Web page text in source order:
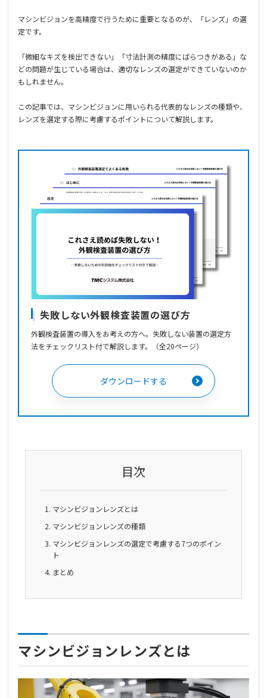
マシンビジョンを高精度で行うために重要となるのが、「レンズ」の選
定です。
「微細なキズを検出できない」「寸法計測の精度にばらつきがある」な
どの問題が生じている場合は、適切なレンズの選定ができていないのか
もしれません。
この記事では、マシンビジョンに用いられる代表的なレンズの種類や、
レンズを選定する際に考慮するポイントについて解説します。
失敗しない外観検査装置の選び方
外観検査装置の導入をお考えの方へ。失敗しない装置の選定方
法をチェックリスト付で解説します。（全20ページ）
ダウンロードする
目次
マシンビジョンレンズとは
マシンビジョンレンズの種類
マシンビジョンレンズの選定で考慮する7つのポイン
ト
まとめ
マシンビジョンレンズとは